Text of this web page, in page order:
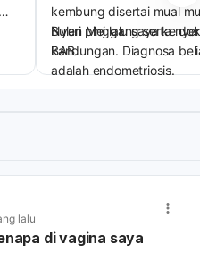
kembung disertai mual
Nyeri pinggang serta
BAB.
Bulan Mei lalu saya ke
kandungan. Diagnosa
adalah endometriosis.
suami istri akan sakit?
lalu
di vagina saya